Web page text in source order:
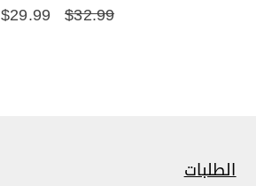
$32.99
$29.99
الطلبات